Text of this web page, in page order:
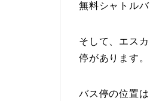
無料シャトル
そして、エス
停があります。
バス停の位置